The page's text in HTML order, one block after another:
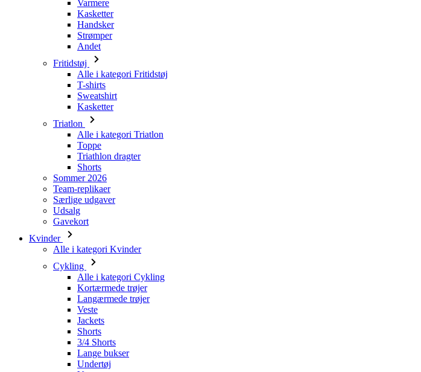
Fritidstøj
Alle i kategori Fritidstøj
T-shirts
Sweatshirt
Kasketter
Triatlon
Alle i kategori Triatlon
Toppe
Triathlon dragter
Shorts
Sommer 2026
Team-replikaer
Særlige udgaver
Udsalg
Gavekort
Kvinder
Alle i kategori Kvinder
Cykling
Alle i kategori Cykling
Langærmede trøjer
Veste
Jackets
Shorts
3/4 Shorts
Lange bukser
Undertøj
Varmere
Kasketter
Handsker
Strømper
Andet